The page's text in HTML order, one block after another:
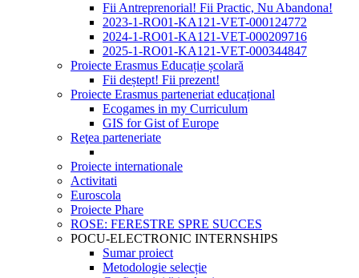
Fii Antreprenorial! Fii Practic, Nu Abandona!
2023-1-RO01-KA121-VET-000124772
2024-1-RO01-KA121-VET-000209716
2025-1-RO01-KA121-VET-000344847
Proiecte Erasmus Educație școlară
Fii deștept! Fii prezent!
Proiecte Erasmus parteneriat educațional
Ecogames in my Curriculum
GIS for Gist of Europe
Reţea parteneriate
Proiecte internationale
Activitati
Euroscola
Proiecte Phare
ROSE: FERESTRE SPRE SUCCES
POCU-ELECTRONIC INTERNSHIPS
Sumar proiect
Metodologie selecție